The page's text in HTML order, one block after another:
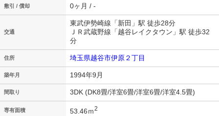
敷引 / 償却 0ヶ月 / -
交通
東武伊勢崎線「新田」駅 徒歩28分
ＪＲ武蔵野線「越谷レイクタウン」駅 徒歩32
分
住所 埼玉県越谷市伊原２丁目
築年月 1994年9月
間取り 3DK (DK8畳/洋室6畳/洋室6畳/洋室4.5畳)
専有面積 53.46ｍ2